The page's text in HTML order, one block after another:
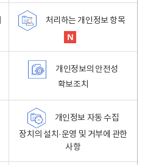
처리하는 개인정보 항목
개인정보의 안전성
확보조치
개인정보 자동 수집
장치의 설치·운영 및 거부에 관한
사항